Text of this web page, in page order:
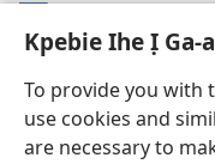
Kpebie Ihe Ị Ga-
To provide you with
use cookies and
are necessary to
(ga-
emepere
ebe
ọzọ
Ọ́bá Akwụkwọ Anyị
(ga-
emepere
gị
JW Hub
(ga-